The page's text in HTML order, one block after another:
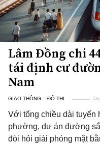
Lâm Đồng chi
tái định cư
Nam
GIAO THÔNG – ĐÔ THỊ
Với tổng chiều dài tuyến
phường, dự án đường
đòi hỏi giải phóng mặt